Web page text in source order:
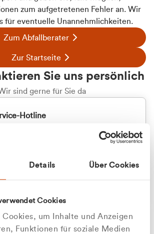
Details Über Cookies
Cookies
um Inhalte und Anzeigen
Funktionen für soziale Medien
zum aufgetretenen Fehler an. Wir
für eventuelle Unannehmlichkeiten.
Zum Abfallberater
Zur Startseite
Sie uns persönlich
sind gerne für Sie da
Hotline